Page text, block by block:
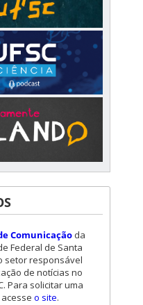
Comunicação da
Federal de Santa
setor responsável
de notícias no
Para solicitar uma
o site.